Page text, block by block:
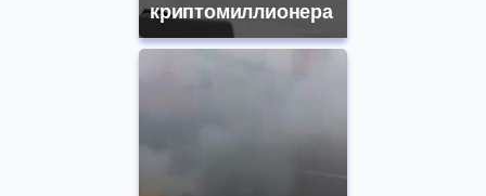
криптомиллионера